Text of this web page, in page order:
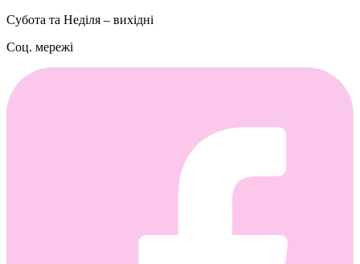
Субота та Неділя – вихідні
Соц. мережі